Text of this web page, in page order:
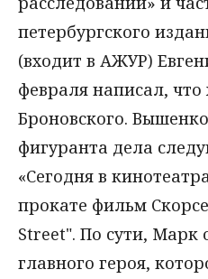
петербургского
(входит в АЖУР)
февраля написал,
Броновского.
фигуранта дела
«Сегодня в
прокате фильм
Street". По сути, Марк
главного героя,